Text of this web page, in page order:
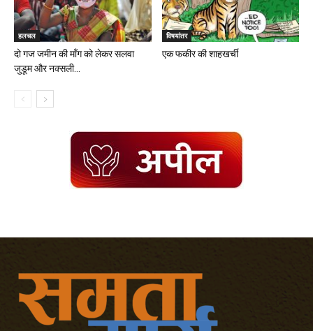
हलचल
दो गज जमीन की माँग को लेकर सलवा
जुडूम और नक्सली...
विषयांतर
एक फकीर की शाहखर्ची